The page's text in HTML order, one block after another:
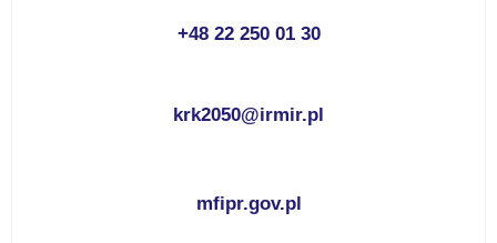
+48 22 250 01 30
krk2050@irmir.pl
mfipr.gov.pl